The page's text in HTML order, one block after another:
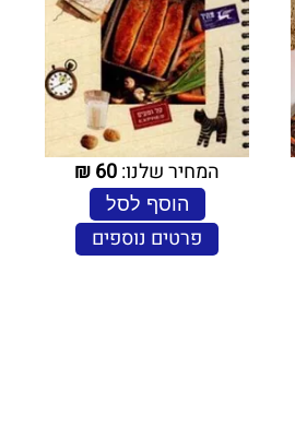
המחיר שלנו:60
₪
הוסף לסל
פרטים נוספים